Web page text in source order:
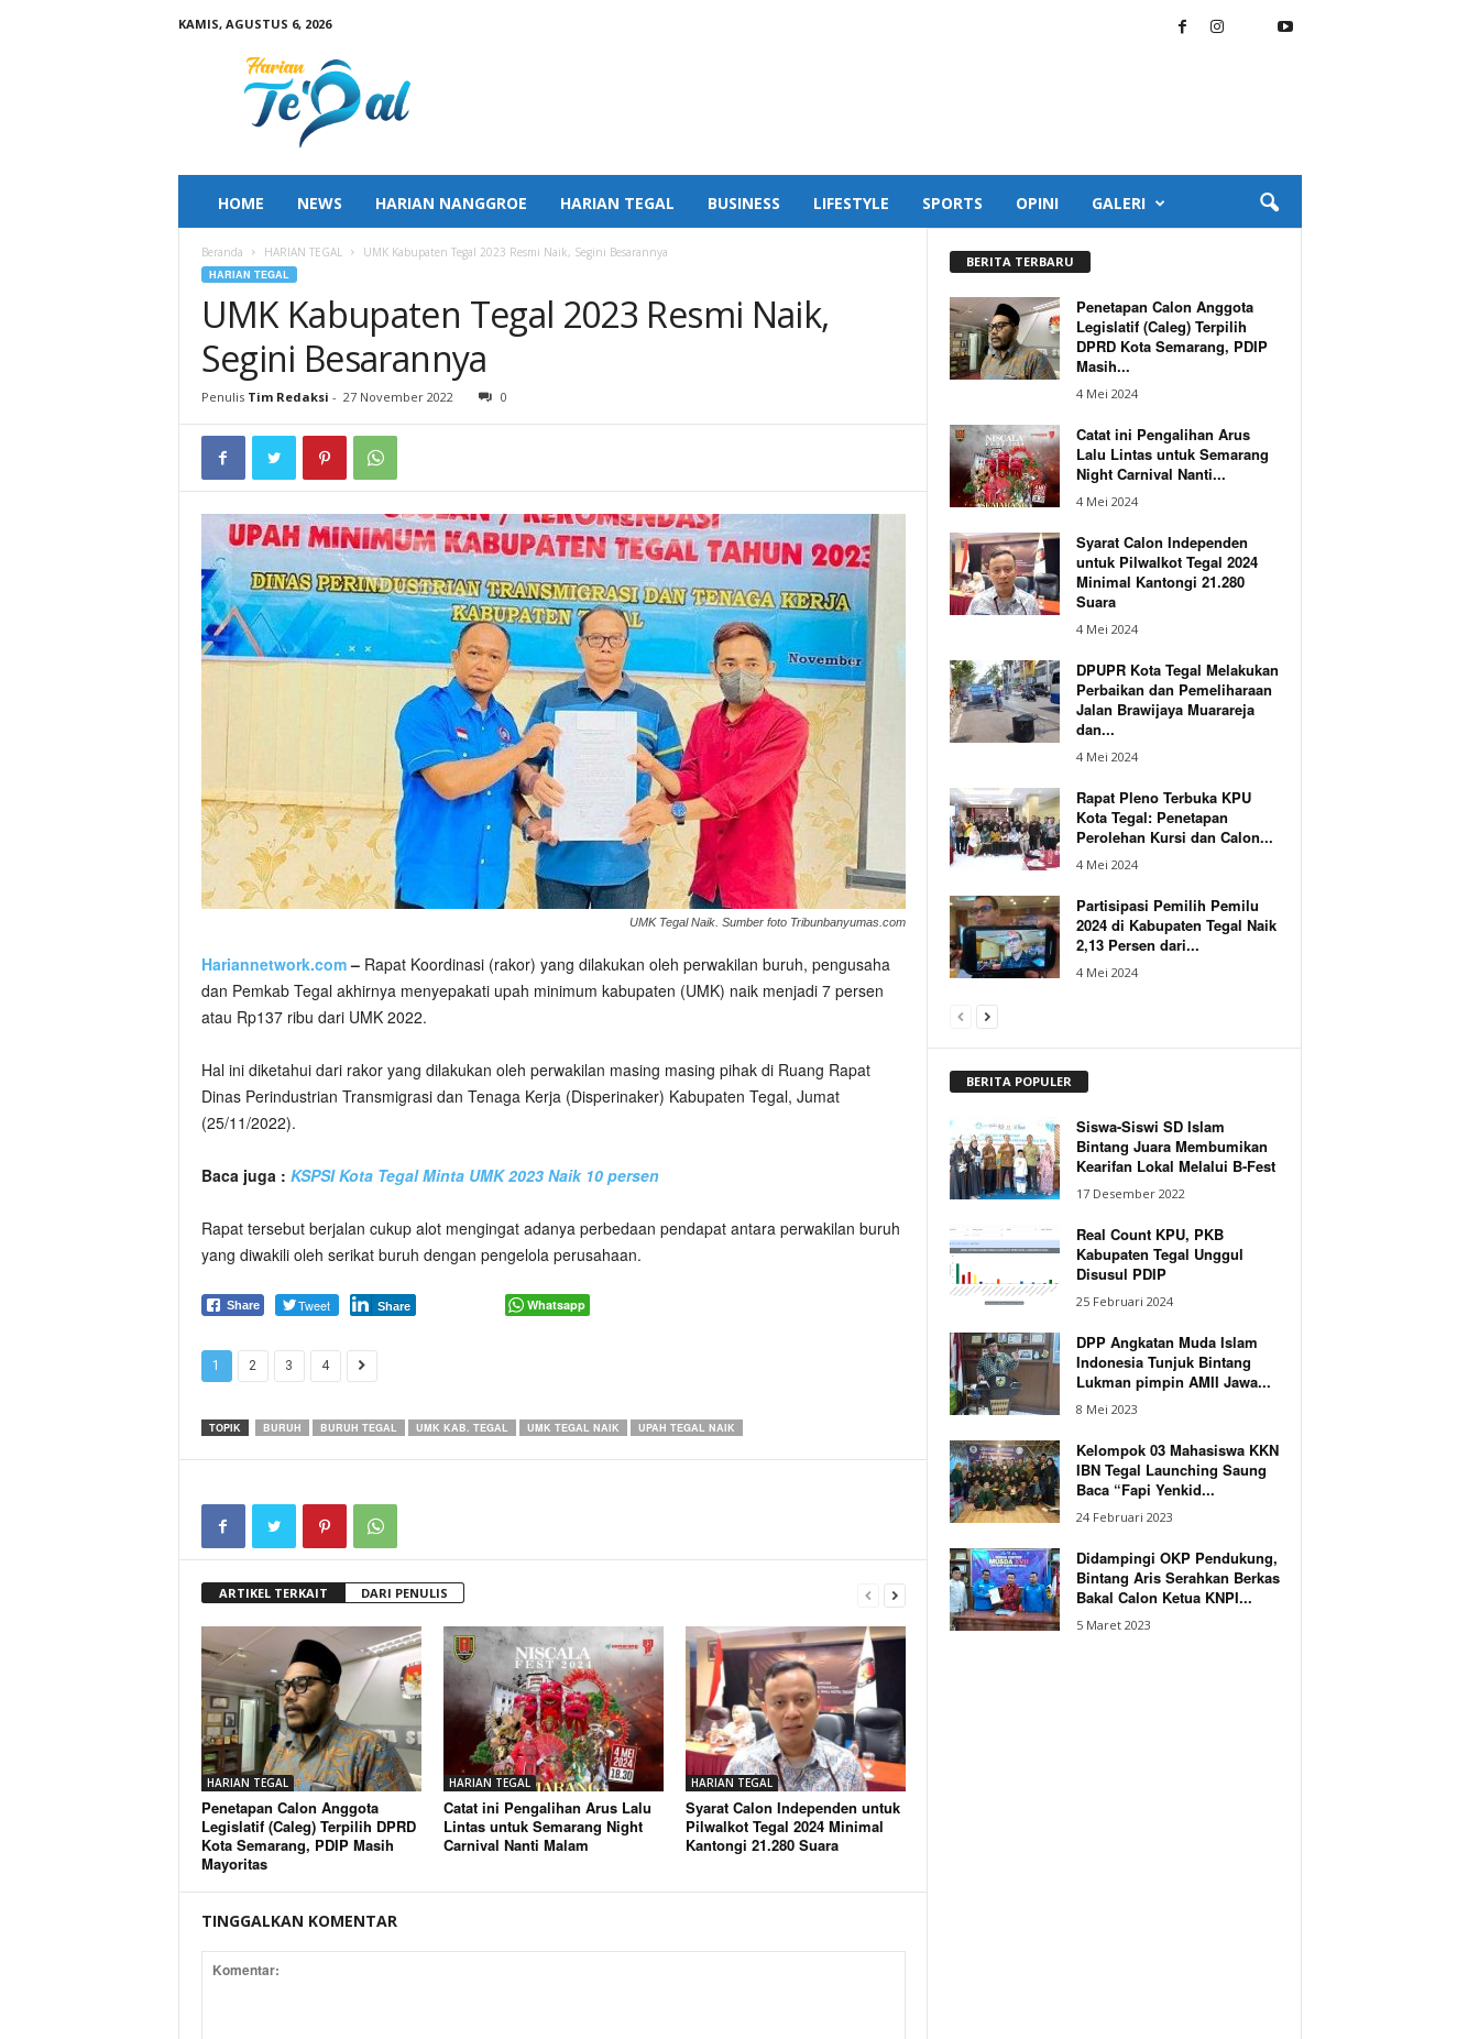
KAMIS, AGUSTUS 6, 2026
HOME NEWS HARIAN NANGGROE HARIAN TEGAL BUSINESS LIFESTYLE SPORTS OPINI GALERI
Beranda HARIAN TEGAL UMK Kabupaten Tegal 2023 Resmi Naik, Segini Besarannya
HARIAN TEGAL
UMK Kabupaten Tegal 2023 Resmi Naik,
Segini Besarannya
Penulis Tim Redaksi - 27 November 2022 0
UMK Tegal Naik. Sumber foto Tribunbanyumas.com
Hariannetwork.com– Rapat Koordinasi (rakor) yang dilakukan oleh perwakilan buruh, pengusaha
dan Pemkab Tegal akhirnya menyepakati upah minimum kabupaten (UMK) naik menjadi 7 persen
atau Rp137 ribu dari UMK 2022.
Hal ini diketahui dari rakor yang dilakukan oleh perwakilan masing masing pihak di Ruang Rapat
Dinas Perindustrian Transmigrasi dan Tenaga Kerja (Disperinaker) Kabupaten Tegal, Jumat
(25/11/2022).
Baca juga : KSPSI Kota Tegal Minta UMK 2023 Naik 10 persen
Rapat tersebut berjalan cukup alot mengingat adanya perbedaan pendapat antara perwakilan buruh
yang diwakili oleh serikat buruh dengan pengelola perusahaan.
Share Tweet Share Whatsapp
1 2 3 4
TOPIK BURUH BURUH TEGAL UMK KAB. TEGAL UMK TEGAL NAIK UPAH TEGAL NAIK
ARTIKEL TERKAIT DARI PENULIS
HARIAN TEGAL
Penetapan Calon Anggota
Legislatif (Caleg) Terpilih DPRD
Kota Semarang, PDIP Masih
Mayoritas
HARIAN TEGAL
Catat ini Pengalihan Arus Lalu
Lintas untuk Semarang Night
Carnival Nanti Malam
HARIAN TEGAL
Syarat Calon Independen untuk
Pilwalkot Tegal 2024 Minimal
Kantongi 21.280 Suara
TINGGALKAN KOMENTAR
BERITA TERBARU
Penetapan Calon Anggota
Legislatif (Caleg) Terpilih
DPRD Kota Semarang, PDIP
Masih...
4 Mei 2024
Catat ini Pengalihan Arus
Lalu Lintas untuk Semarang
Night Carnival Nanti...
4 Mei 2024
Syarat Calon Independen
untuk Pilwalkot Tegal 2024
Minimal Kantongi 21.280
Suara
4 Mei 2024
DPUPR Kota Tegal Melakukan
Perbaikan dan Pemeliharaan
Jalan Brawijaya Muarareja
dan...
4 Mei 2024
Rapat Pleno Terbuka KPU
Kota Tegal: Penetapan
Perolehan Kursi dan Calon...
4 Mei 2024
Partisipasi Pemilih Pemilu
2024 di Kabupaten Tegal Naik
2,13 Persen dari...
4 Mei 2024
BERITA POPULER
Siswa-Siswi SD Islam
Bintang Juara Membumikan
Kearifan Lokal Melalui B-Fest
17 Desember 2022
Real Count KPU, PKB
Kabupaten Tegal Unggul
Disusul PDIP
25 Februari 2024
DPP Angkatan Muda Islam
Indonesia Tunjuk Bintang
Lukman pimpin AMII Jawa...
8 Mei 2023
Kelompok 03 Mahasiswa KKN
IBN Tegal Launching Saung
Baca “Fapi Yenkid...
24 Februari 2023
Didampingi OKP Pendukung,
Bintang Aris Serahkan Berkas
Bakal Calon Ketua KNPI...
5 Maret 2023